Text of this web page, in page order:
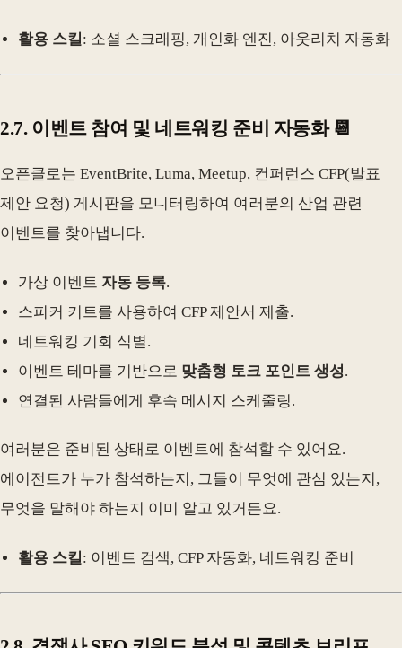
활용 스킬: 소셜 스크래핑, 개인화 엔진, 아웃리치 자동화
2.7. 이벤트 참여 및 네트워킹 준비 자동화 📆
오픈클로는 EventBrite, Luma, Meetup, 컨퍼런스 CFP(발표
제안 요청) 게시판을 모니터링하여 여러분의 산업 관련
이벤트를 찾아냅니다.
가상 이벤트 자동 등록.
스피커 키트를 사용하여 CFP 제안서 제출.
네트워킹 기회 식별.
이벤트 테마를 기반으로 맞춤형 토크 포인트 생성.
연결된 사람들에게 후속 메시지 스케줄링.
여러분은 준비된 상태로 이벤트에 참석할 수 있어요.
에이전트가 누가 참석하는지, 그들이 무엇에 관심 있는지,
무엇을 말해야 하는지 이미 알고 있거든요.
활용 스킬: 이벤트 검색, CFP 자동화, 네트워킹 준비